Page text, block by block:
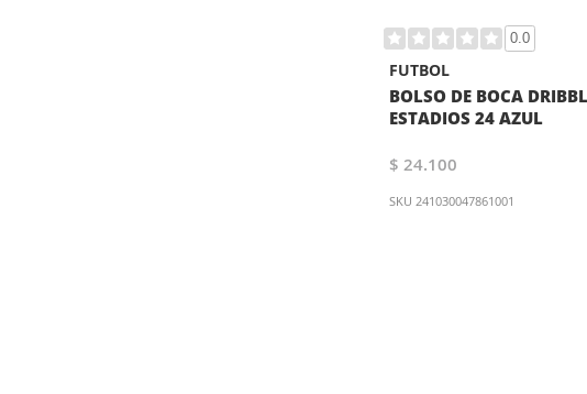
0.0
FUTBOL
BOLSO DE BOCA
ESTADIOS 24 AZUL
$ 24.100
SKU 241030047861001